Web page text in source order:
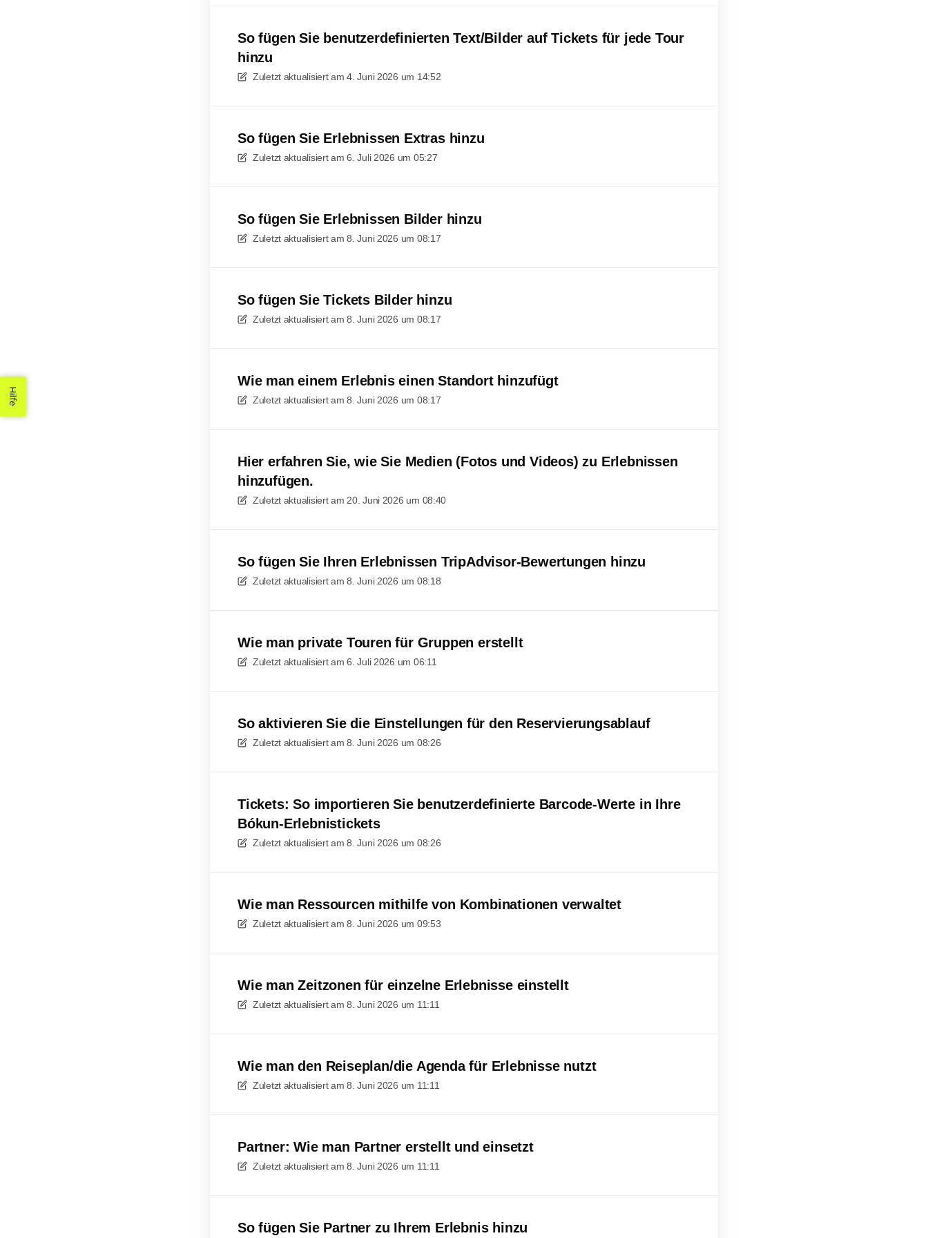
So fügen Sie benutzerdefinierten Text/Bilder auf Tickets für jede Tour
hinzu
Zuletzt aktualisiert am 4. Juni 2026 um 14:52
So fügen Sie Erlebnissen Extras hinzu
Zuletzt aktualisiert am 6. Juli 2026 um 05:27
So fügen Sie Erlebnissen Bilder hinzu
Zuletzt aktualisiert am 8. Juni 2026 um 08:17
So fügen Sie Tickets Bilder hinzu
Zuletzt aktualisiert am 8. Juni 2026 um 08:17
Wie man einem Erlebnis einen Standort hinzufügt
Zuletzt aktualisiert am 8. Juni 2026 um 08:17
Hier erfahren Sie, wie Sie Medien (Fotos und Videos) zu Erlebnissen
hinzufügen.
Zuletzt aktualisiert am 20. Juni 2026 um 08:40
So fügen Sie Ihren Erlebnissen TripAdvisor-Bewertungen hinzu
Zuletzt aktualisiert am 8. Juni 2026 um 08:18
Wie man private Touren für Gruppen erstellt
Zuletzt aktualisiert am 6. Juli 2026 um 06:11
So aktivieren Sie die Einstellungen für den Reservierungsablauf
Zuletzt aktualisiert am 8. Juni 2026 um 08:26
Tickets: So importieren Sie benutzerdefinierte Barcode-Werte in Ihre
Bókun-Erlebnistickets
Zuletzt aktualisiert am 8. Juni 2026 um 08:26
Wie man Ressourcen mithilfe von Kombinationen verwaltet
Zuletzt aktualisiert am 8. Juni 2026 um 09:53
Wie man Zeitzonen für einzelne Erlebnisse einstellt
Zuletzt aktualisiert am 8. Juni 2026 um 11:11
Wie man den Reiseplan/die Agenda für Erlebnisse nutzt
Zuletzt aktualisiert am 8. Juni 2026 um 11:11
Partner: Wie man Partner erstellt und einsetzt
Zuletzt aktualisiert am 8. Juni 2026 um 11:11
So fügen Sie Partner zu Ihrem Erlebnis hinzu
Hilfe